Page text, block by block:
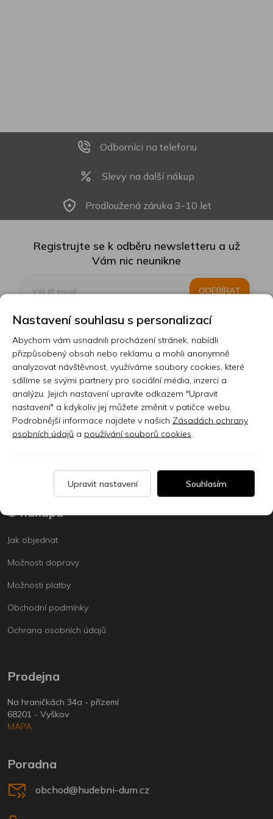
Odborníci na telefonu
Slevy na další nákup
Prodloužená záruka 3-10 let
Registrujte se k odběru newsletteru a už
Vám nic neunikne
ODEBÍRAT
Kontakt
Prodejna
Sklady
Servis
O nákupu
Jak objednat
Možnosti dopravy
Možnosti platby
Obchodní podmínky
Ochrana osobních údajů
Prodejna
Na hraničkách 34a - přízemí
68201 - Vyškov
MAPA
Poradna
obchod@hudebni-dum.cz
Nastavení souhlasu s personalizací
Abychom vám usnadnili procházení stránek, nabídli
přizpůsobený obsah nebo reklamu a mohli anonymně
analyzovat návštěvnost, využíváme soubory cookies, které
sdílíme se svými partnery pro sociální média, inzerci a
analýzu. Jejich nastavení upravíte odkazem "Upravit
nastavení" a kdykoliv jej můžete změnit v patičce webu.
Podrobnější informace najdete v našich Zásadách ochrany
osobních údajů a používání souborů cookies
Upravit nastavení Souhlasím